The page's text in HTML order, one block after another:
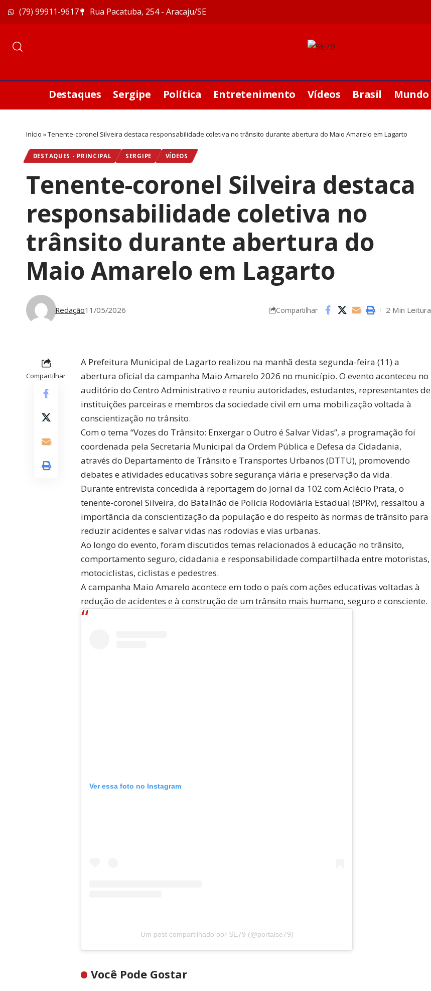
(79) 99911-9617 Rua Pacatuba, 254 - Aracaju/SE
Destaques Sergipe Política Entretenimento Vídeos Brasil Mundo
Início »Tenente-coronel Silveira destaca responsabilidade coletiva no trânsito durante abertura do Maio Amarelo em Lagarto
DESTAQUES - PRINCIPAL SERGIPE VÍDEOS
Tenente-coronel Silveira destaca
responsabilidade coletiva no
trânsito durante abertura do
Maio Amarelo em Lagarto
Redação11/05/2026 Compartilhar 2 Min Leitura
Compartilhar
A Prefeitura Municipal de Lagarto realizou na manhã desta segunda-feira (11) a
abertura oficial da campanha Maio Amarelo 2026 no município. O evento aconteceu no
auditório do Centro Administrativo e reuniu autoridades, estudantes, representantes de
instituições parceiras e membros da sociedade civil em uma mobilização voltada à
conscientização no trânsito.
Com o tema “Vozes do Trânsito: Enxergar o Outro é Salvar Vidas”, a programação foi
coordenada pela Secretaria Municipal da Ordem Pública e Defesa da Cidadania,
através do Departamento de Trânsito e Transportes Urbanos (DTTU), promovendo
debates e atividades educativas sobre segurança viária e preservação da vida.
Durante entrevista concedida à reportagem do Jornal da 102 comAclécio Prata, o
tenente-coronel Silveira, do Batalhão de Polícia Rodoviária Estadual (BPRv), ressaltou a
importância da conscientização da população e do respeito às normas de trânsito para
reduzir acidentes e salvar vidas nas rodovias e vias urbanas.
Ao longo do evento, foram discutidos temas relacionados à educação no trânsito,
comportamento seguro, cidadania e responsabilidade compartilhada entre motoristas,
motociclistas, ciclistas e pedestres.
A campanha Maio Amarelo acontece em todo o país com ações educativas voltadas à
redução de acidentes e à construção de um trânsito mais humano, seguro e consciente.
Ver essa foto no Instagram
Um post compartilhado por SE79 (@portalse79)
Você Pode Gostar